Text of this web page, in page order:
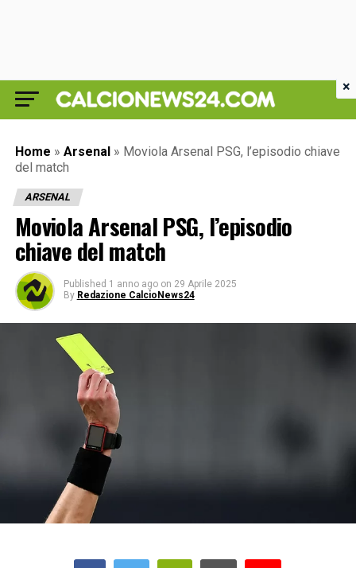
Home » Arsenal » Moviola Arsenal PSG, l’episodio chiave
del match
ARSENAL
Moviola Arsenal PSG, l’episodio
chiave del match
Published 1 anno ago on 29 Aprile 2025
By Redazione CalcioNews24
×